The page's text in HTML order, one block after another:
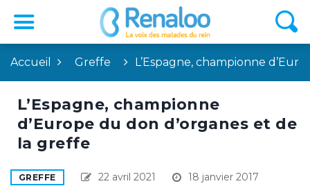
Accueil Greffe L’Espagne, championne
L’Espagne, championne
d’Europe du don d’organes et de
la greffe
GREFFE 22 avril 2021
18 janvier 2017